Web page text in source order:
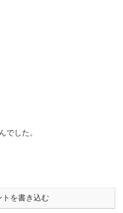
でした。
トを書き込む